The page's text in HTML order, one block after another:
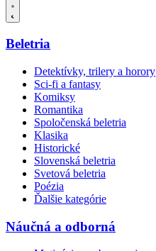
Beletria
Detektívky, trilery a horory
Sci-fi a fantasy
Komiksy
Romantika
Spoločenská beletria
Klasika
Historické
Slovenská beletria
Svetová beletria
Poézia
Ďalšie kategórie
Náučná a odborná